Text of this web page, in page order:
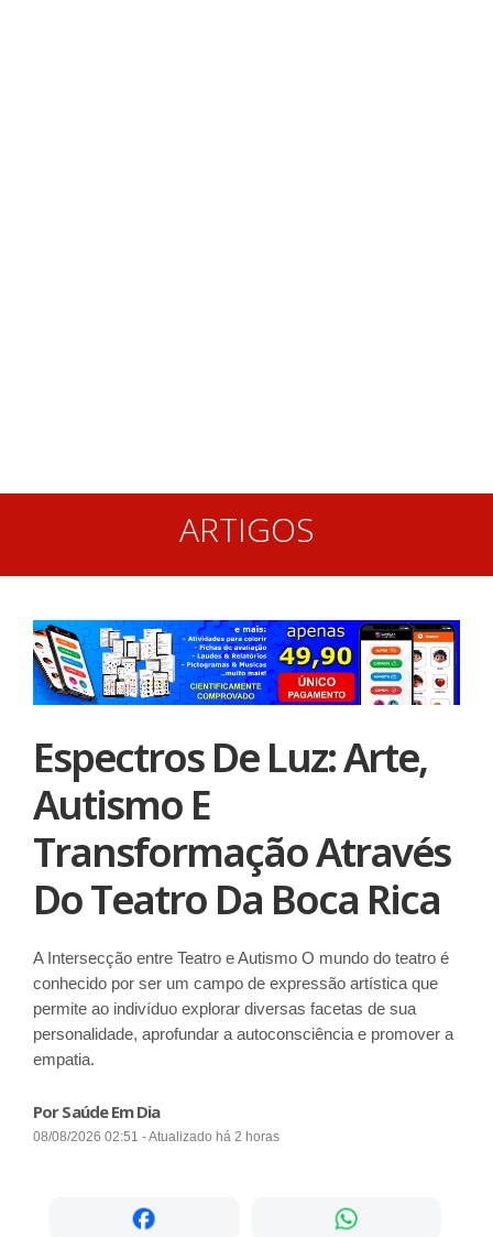
ARTIGOS
Espectros De Luz: Arte,
Autismo E
Transformação Através
Do Teatro Da Boca Rica
A Intersecção entre Teatro e Autismo O mundo do teatro é
conhecido por ser um campo de expressão artística que
permite ao indivíduo explorar diversas facetas de sua
personalidade, aprofundar a autoconsciência e promover a
empatia.
Por Saúde Em Dia
08/08/2026 02:51 - Atualizado há 2 horas